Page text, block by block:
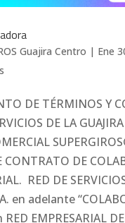
Guajira Centro | Ene
DE TÉRMINOS Y
DE LA
CONTRATO DE
RED DE
en adelante
EMPRESARIAL